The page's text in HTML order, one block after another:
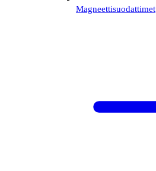
Magneettisuodattimet